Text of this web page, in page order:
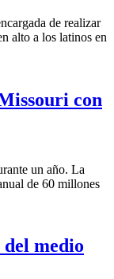
de realizar
alto a los latinos en
con
un año. La
de 60 millones
medio